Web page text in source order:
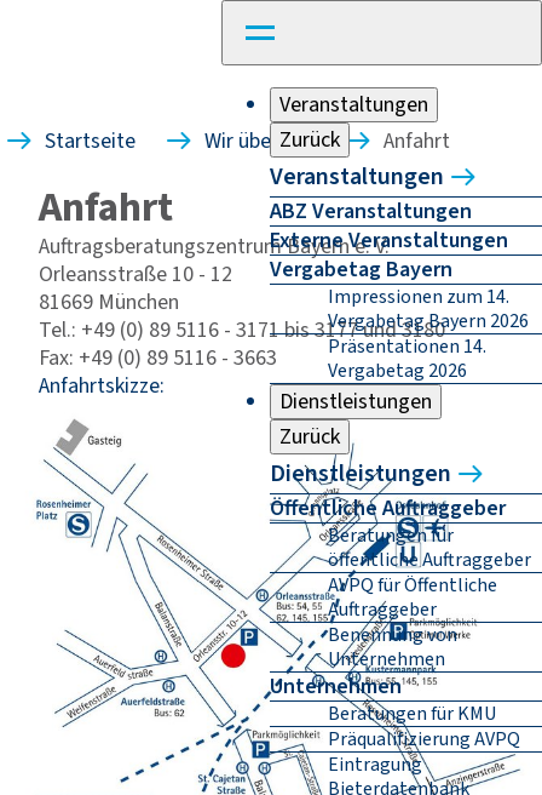
Veranstaltungen
Zurück
Veranstaltungen
ABZ Veranstaltungen
Externe Veranstaltungen
Vergabetag Bayern
Impressionen zum 14.
Vergabetag Bayern 2026
Präsentationen 14.
Vergabetag 2026
Dienstleistungen
Zurück
Dienstleistungen
Öffentliche Auftraggeber
Beratungen für
öffentliche Auftraggeber
AVPQ für Öffentliche
Auftraggeber
Benennung von
Unternehmen
Unternehmen
Beratungen für KMU
Präqualifizierung AVPQ
Eintragung
Bieterdatenbank
Startseite Wir über uns Anfahrt
Anfahrt
Auftragsberatungszentrum Bayern e. V.
Orleansstraße 10 - 12
81669 München
Tel.: +49 (0) 89 5116 - 3171 bis 3177 und 3180
Fax: +49 (0) 89 5116 - 3663
Anfahrtskizze: